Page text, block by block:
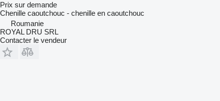
Prix sur demande
Chenille caoutchouc - chenille en caoutchouc
Roumanie
ROYAL DRU SRL
Contacter le vendeur